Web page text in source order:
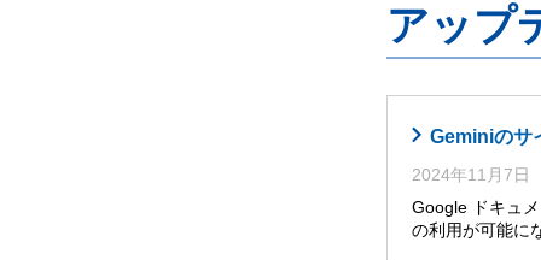
アップ
Geminiのサ
2024年11月7日
Google ドキュ
の利用が可能に